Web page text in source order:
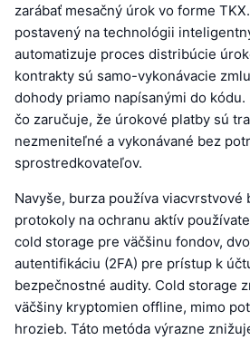
zarábať mesačný úrok vo forme
postavený na technológii
automatizuje proces distribúcie
kontrakty sú samo-vykonávacie
dohody priamo napísanými do
čo zaručuje, že úrokové platby sú
nezmeniteľné a vykonávané bez
sprostredkovateľov.
Navyše, burza používa viacvrstvové
protokoly na ochranu aktív
cold storage pre väčšinu fondov,
autentifikáciu (2FA) pre prístup k
bezpečnostné audity. Cold storage
väčšiny kryptomien offline, mimo
hrozieb. Táto metóda výrazne